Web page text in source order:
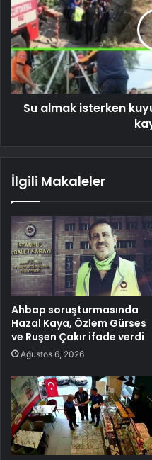
Su almak isterken
İlgili Makaleler
Ahbap soruşturmasında
Hazal Kaya, Özlem Gürses
ve Ruşen Çakır ifade verdi
Ağustos 6, 2026